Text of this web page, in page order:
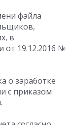
файла
в
от 19.12.2016 №
о заработке
с приказом